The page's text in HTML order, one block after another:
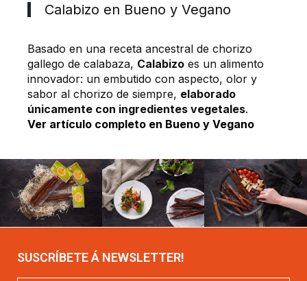
Calabizo en Bueno y Vegano
Basado en una receta ancestral de chorizo
gallego de calabaza, Calabizo es un alimento
innovador: un embutido con aspecto, olor y
sabor al chorizo de siempre, elaborado
únicamente con ingredientes vegetales.
Ver artículo completo en Bueno y Vegano
SUSCRÍBETE Á NEWSLETTER!